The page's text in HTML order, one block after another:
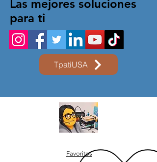
Las mejores soluciones
para ti
TpatiUSA
Favoritos